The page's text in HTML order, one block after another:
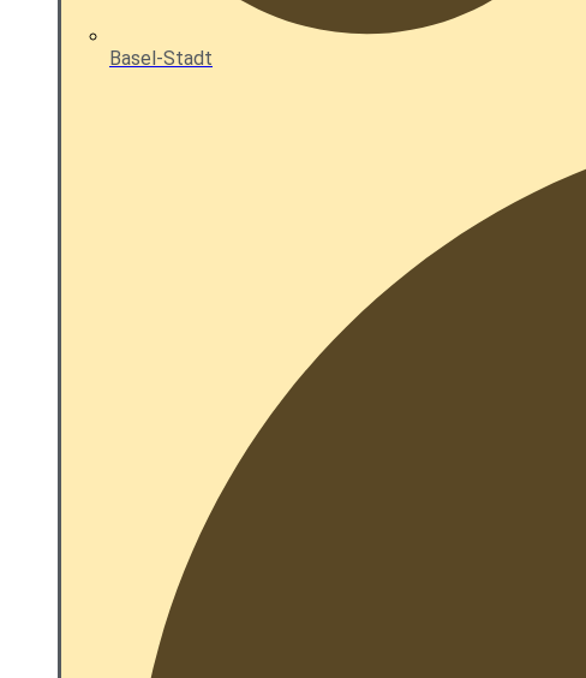
Basel-Stadt